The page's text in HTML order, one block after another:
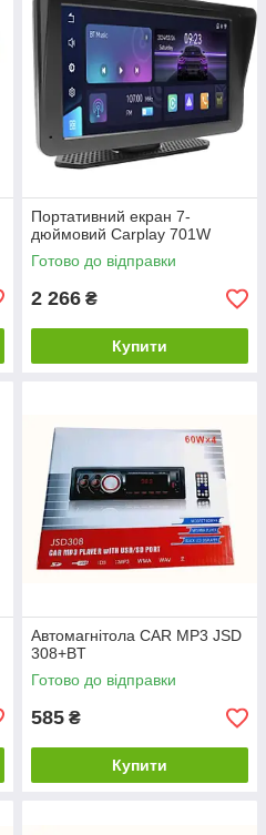
Портативний екран 7-
дюймовий Carplay 701W
Готово до відправки
2 266 ₴
Купити
Автомагнітола CAR MP3 JSD
308+BT
Готово до відправки
585 ₴
Купити